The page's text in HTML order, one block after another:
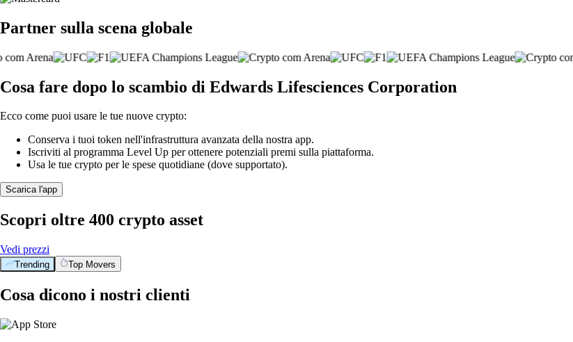
Partner sulla scena globale
Cosa fare dopo lo scambio di Edwards Lifesciences Corporation
Ecco come puoi usare le tue nuove crypto:
Conserva i tuoi token nell'infrastruttura avanzata della nostra app.
Iscriviti al programma Level Up per ottenere potenziali premi sulla piattaforma.
Usa le tue crypto per le spese quotidiane (dove supportato).
Scarica l'app
Scopri oltre 400 crypto asset
Vedi prezzi
Trending Top Movers
Cosa dicono i nostri clienti